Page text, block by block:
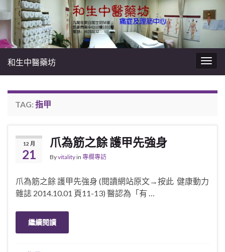
和生中醫藥坊
TAG: 指甲
12 月
21
爪為筋之餘 護甲先強身
Byvitalityin 專欄專訪
爪為筋之餘 護甲先強身 (閱讀網站原文→按此 健康動力
雜誌 2014.10.01 頁11-13) 醫認為「有 …
繼續閱讀